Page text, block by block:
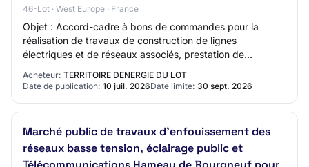
46-Lot · West Europe · France
Objet : Accord-cadre à bons de commandes pour la
réalisation de travaux de construction de lignes
électriques et de réseaux associés, prestation de
Acheteur: TERRITOIRE DENERGIE DU LOT
Date de publication: 10 juil. 2026Date limite: 30 sept. 2026
Marché public de travaux d'enfouissement des
réseaux basse tension, éclairage public et